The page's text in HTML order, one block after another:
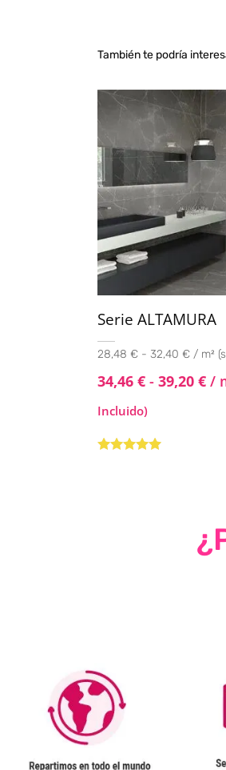
También te podría
Serie ALTAMURA
28,48 € - 32,40 € / m²
34,46 € - 39,20 € /
Incluido)